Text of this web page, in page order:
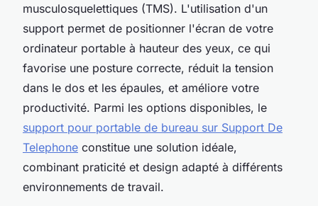
musculosquelettiques (TMS). L'utilisation d'un
support permet de positionner l'écran de votre
ordinateur portable à hauteur des yeux, ce qui
favorise une posture correcte, réduit la tension
dans le dos et les épaules, et améliore votre
productivité. Parmi les options disponibles, le
support pour portable de bureau sur Support De
Telephone constitue une solution idéale,
combinant praticité et design adapté à différents
environnements de travail.